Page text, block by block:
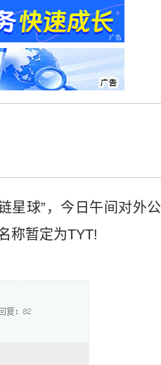
星球”，今日午间对外公
称暂定为TYT!